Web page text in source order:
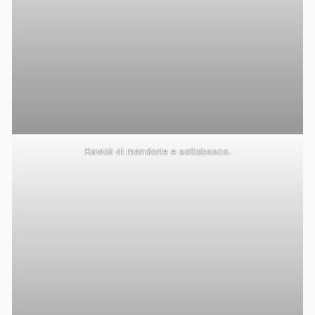
Ravioli di mandorle e sottobosco.